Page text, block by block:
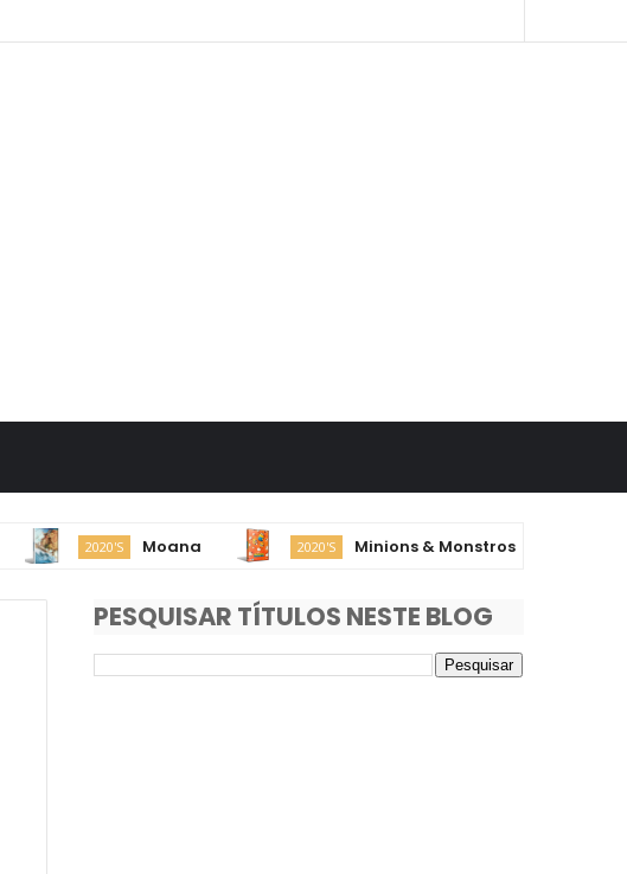
2020'S Moana 2020'S Minions & Monstros
PESQUISAR TÍTULOS NESTE BLOG